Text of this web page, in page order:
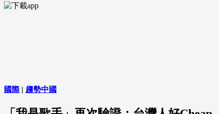
國際| 趨勢中國